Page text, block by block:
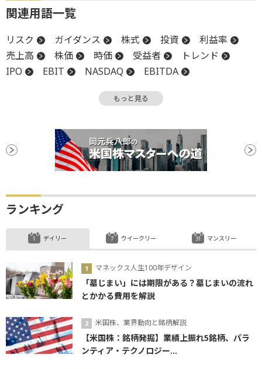
関連用語一覧
リスク ガイダンス 株式 投資
利益率
売上高
株価 時価 受益者
トレンド
IPO
EBIT NASDAQ
EBITDA
もっと見る
ランキング
デイリー
マネックス人生100年デザイン
「墓じまい」には期限がある？墓じまいの流れ
とかかる費用を解説
米国株、業界動向と銘柄解説
【米国株：銘柄発掘】業績上振れ5銘柄、パラ
ンティア・テクノロジー...
ウイークリー マンスリー